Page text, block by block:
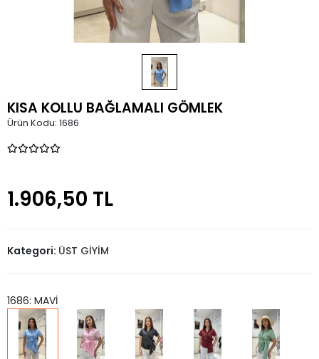
KISA KOLLU BAĞLAMALI GÖMLEK
Ürün Kodu: 1686
1.906,50 TL
Kategori: ÜST GİYİM
1686: MAVİ